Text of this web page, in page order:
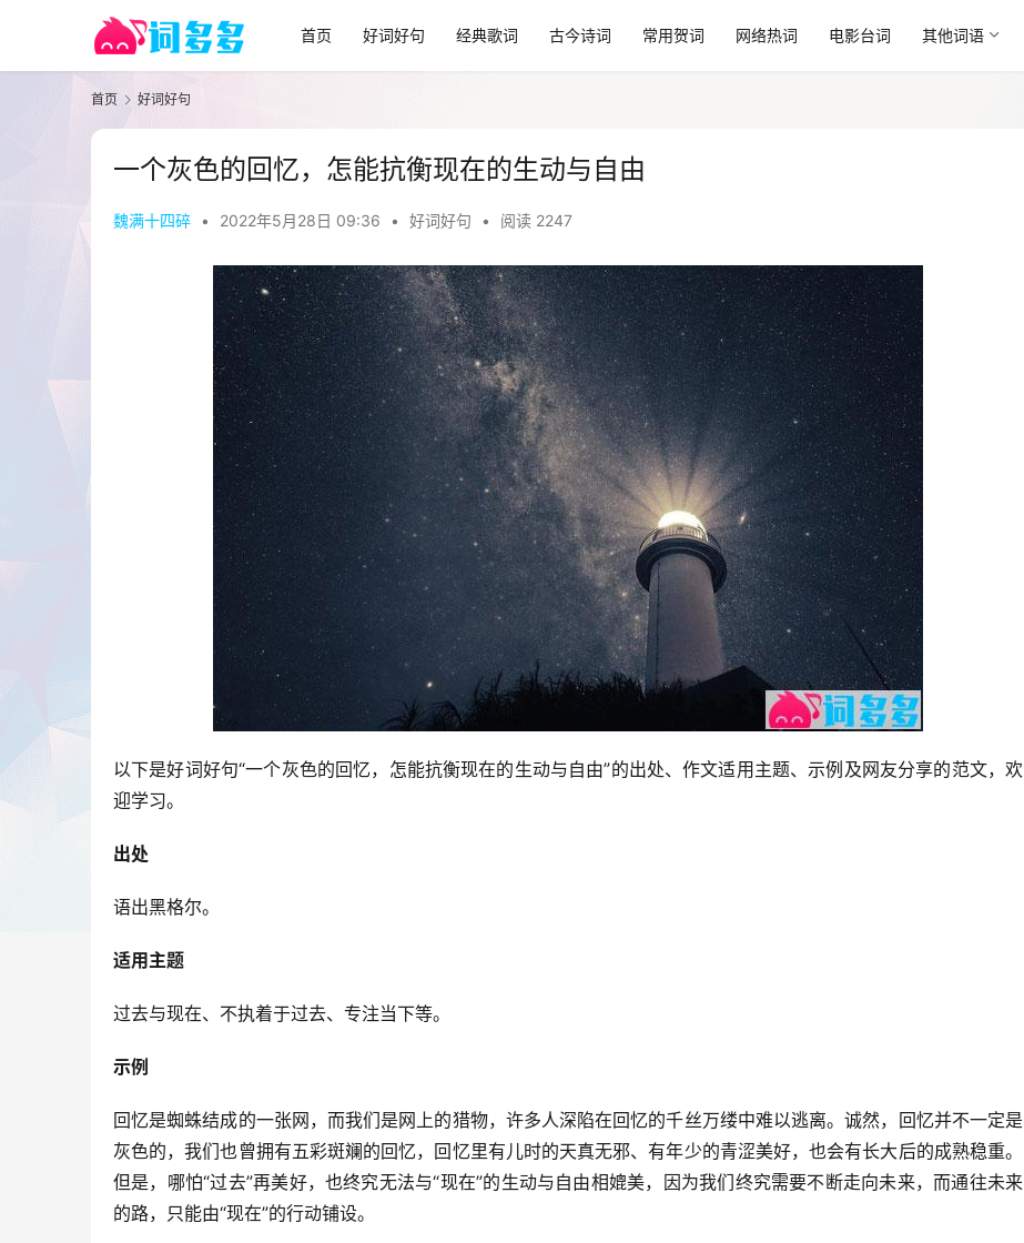
首页 好词好句 经典歌词 古今诗词 常用贺词 网络热词 电影台词 其他词语
首页 好词好句
一个灰色的回忆，怎能抗衡现在的生动与自由
魏满十四碎 • 2022年5月28日 09:36 • 好词好句 • 阅读 2247
以下是好词好句“一个灰色的回忆，怎能抗衡现在的生动与自由”的出处、作文适用主题、示例及网友分享的范文，欢
迎学习。
出处
语出黑格尔。
适用主题
过去与现在、不执着于过去、专注当下等。
示例
回忆是蜘蛛结成的一张网，而我们是网上的猎物，许多人深陷在回忆的千丝万缕中难以逃离。诚然，回忆并不一定是
灰色的，我们也曾拥有五彩斑斓的回忆，回忆里有儿时的天真无邪、有年少的青涩美好，也会有长大后的成熟稳重。
但是，哪怕“过去”再美好，也终究无法与“现在”的生动与自由相媲美，因为我们终究需要不断走向未来，而通往未来
的路，只能由“现在”的行动铺设。